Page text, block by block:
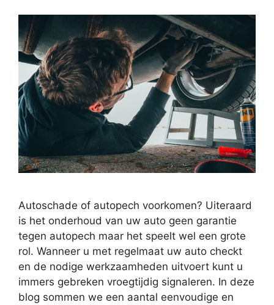
Autoschade of autopech voorkomen? Uiteraard
is het onderhoud van uw auto geen garantie
tegen autopech maar het speelt wel een grote
rol. Wanneer u met regelmaat uw auto checkt
en de nodige werkzaamheden uitvoert kunt u
immers gebreken vroegtijdig signaleren. In deze
blog sommen we een aantal eenvoudige en